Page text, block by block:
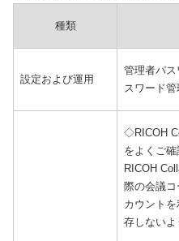
種類
設定および運用
管理者パ
スワード管
◇RICOH
をよくご
RICOH
際の会議
カウント
存しないよ